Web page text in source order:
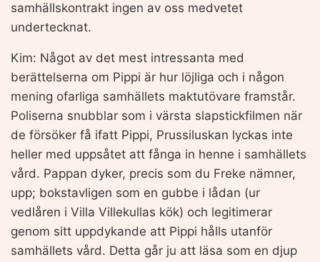
samhällskontrakt ingen av oss medvetet
undertecknat.
Kim: Något av det mest intressanta med
berättelserna om Pippi är hur löjliga och i någon
mening ofarliga samhällets maktutövare framstår.
Poliserna snubblar som i värsta slapstickfilmen när
de försöker få ifatt Pippi, Prussiluskan lyckas inte
heller med uppsåtet att fånga in henne i samhällets
vård. Pappan dyker, precis som du Freke nämner,
upp; bokstavligen som en gubbe i lådan (ur
vedlåren i Villa Villekullas kök) och legitimerar
genom sitt uppdykande att Pippi hålls utanför
samhällets vård. Detta går ju att läsa som en djup